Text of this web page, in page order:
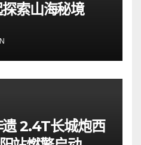
索山海秘境
2.4T长城炮西